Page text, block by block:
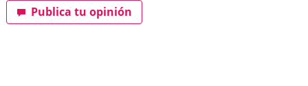
Publica tu opinión